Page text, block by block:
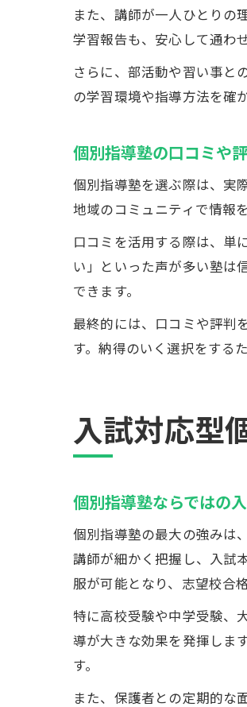
また、講師が一人ひとりの
学習報告も、安心して通わ
さらに、部活動や習い事と
の学習環境や指導方法を確
個別指導塾の口コミや
個別指導塾を選ぶ際は、実
地域のコミュニティで情報
口コミを活用する際は、単
い」といった声が多い塾は
できます。
最終的には、口コミや評判
す。納得のいく選択をする
入試対応型
個別指導塾ならではの
個別指導塾の最大の強みは
講師が細かく把握し、入試
服が可能となり、志望校合
特に高校受験や中学受験、
導が大きな効果を発揮しま
す。
また、保護者との定期的な